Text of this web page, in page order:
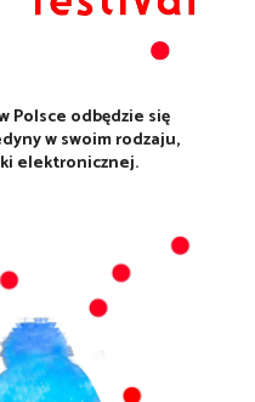
Polsce odbędzie się
w swoim rodzaju,
elektronicznej.